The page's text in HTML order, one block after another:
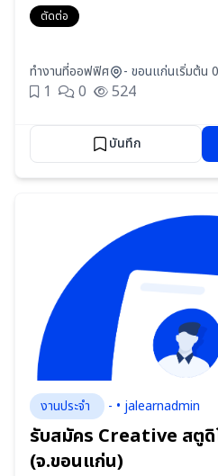
ตัดต่อ
ทำงานที่ออฟฟิศ - ขอนแก่นเริ่มต้น
1 0 524
บันทึก
งานประจำ - • jalearnadmin
รับสมัคร Creative สตูดิ
(จ.ขอนแก่น)